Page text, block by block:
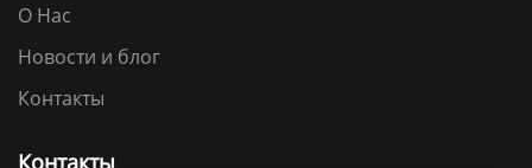
О Нас
Новости и блог
Контакты
Контакты